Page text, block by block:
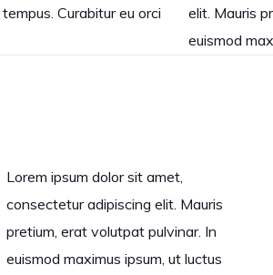
Curabitur eu orci
elit. Mauris
euismod
Lorem ipsum dolor sit amet,
consectetur adipiscing elit. Mauris
pretium, erat volutpat pulvinar. In
euismod maximus ipsum, ut luctus